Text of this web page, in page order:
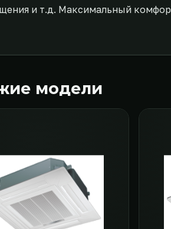
и т.д. Максимальный
модели